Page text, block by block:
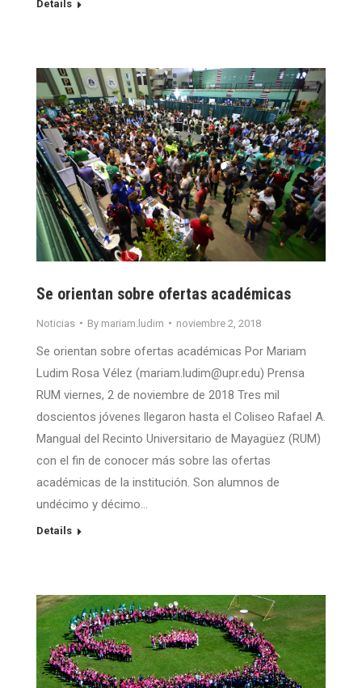
Details
Se orientan sobre ofertas académicas
Noticias By mariam.ludim noviembre 2, 2018
Se orientan sobre ofertas académicas Por Mariam
Ludim Rosa Vélez (mariam.ludim@upr.edu) Prensa
RUM viernes, 2 de noviembre de 2018 Tres mil
doscientos jóvenes llegaron hasta el Coliseo Rafael A.
Mangual del Recinto Universitario de Mayagüez (RUM)
con el fin de conocer más sobre las ofertas
académicas de la institución. Son alumnos de
undécimo y décimo…
Details